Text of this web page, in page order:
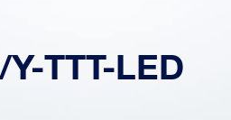
TTT-LED